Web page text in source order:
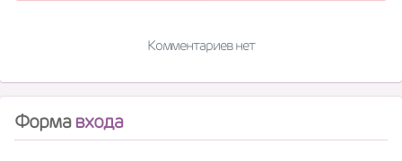
Комментариев нет
Формавхода